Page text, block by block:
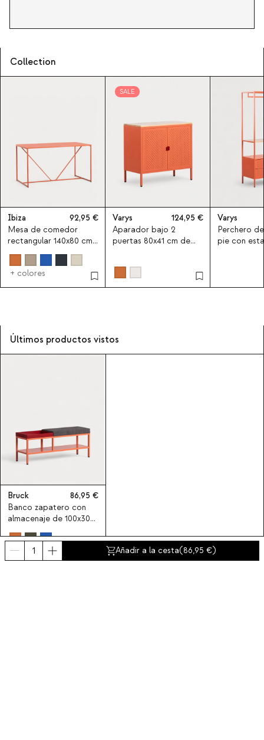
Añadir a la cesta(86,95 )
Collection
Ibiza
92,95
Mesa de comedor
rectangular 140x80 cm
de acero laminado
+ colores
SALE
Varys
124,95
Aparador bajo 2
puertas 80x41 cm de
Varys
Perchero
pie con
Últimos productos vistos
Bruck
86,95
Banco zapatero con
almacenaje de 100x30
cm de acero laminado
Bruck